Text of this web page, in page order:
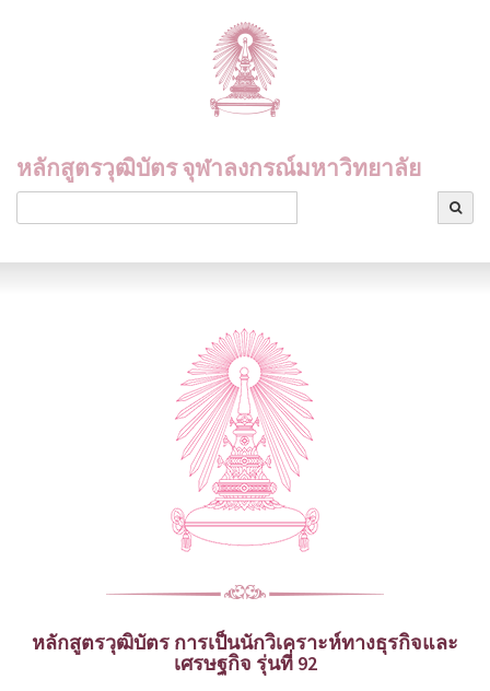
หลักสูตรวุฒิบัตร จุฬาลงกรณ์มหาวิทยาลัย
หลักสูตรวุฒิบัตร การเป็นนักวิเคราะห์ทางธุรกิจและ
เศรษฐกิจ รุ่นที่ 92